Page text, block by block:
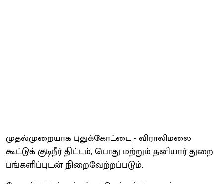
முதல்முறையாக புதுக்கோட்டை - விராலிமலை
கூட்டுக் குடிநீர் திட்டம், பொது மற்றும் தனியார் துறை
பங்களிப்புடன் நிறைவேற்றப்படும்.